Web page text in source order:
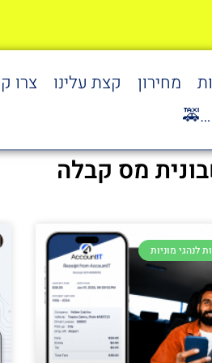
מחירון קצת עלינו
צרו
מס קבלה
לנהגי מוניות